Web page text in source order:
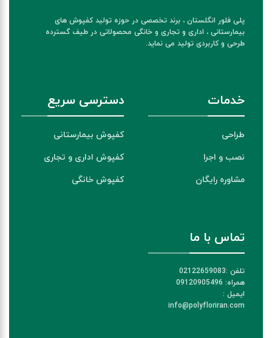
پلی فلور انگلستان ، برند تخصصی در حوزه تولید کفپوش های
بیمارستانی ، اداری و تجاری و خانگی محصولاتی در طیف گسترده
طرحی و کاربردی تولید می نماید.
خدمات
طراحی
نصب و اجرا
مشاوره رایگان
دسترسی سریع
کفپوش بیمارستانی
کفپوش اداری و تجاری
کفپوش خانگی
تماس با ما
تلفن :02122659083
همراه: 09120905496
ایمیل :
info@polyfloriran.com